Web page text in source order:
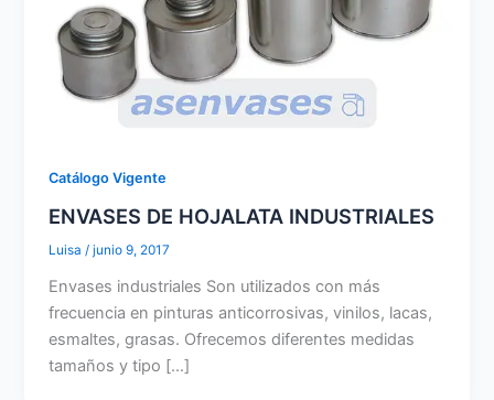
Catálogo Vigente
ENVASES DE HOJALATA INDUSTRIALES
Luisa/junio 9, 2017
Envases industriales Son utilizados con más
frecuencia en pinturas anticorrosivas, vinilos, lacas,
esmaltes, grasas. Ofrecemos diferentes medidas
tamaños y tipo […]